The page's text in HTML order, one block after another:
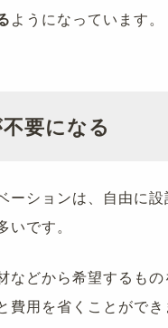
ようになっています。
要になる
ーションは、自由に
いです。
などから希望するも
費用を省くことができ